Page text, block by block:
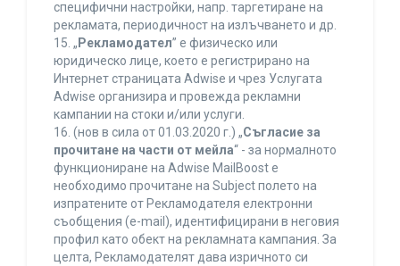
специфични настройки, напр. таргетиране на
рекламата, периодичност на излъчването и др.
15. „ Рекламодател” е физическо или
юридическо лице, което е регистрирано на
Интернет страницата Adwise и чрез Услугата
Adwise организира и провежда рекламни
кампании на стоки и/или услуги.
16. (нов в сила от 01.03.2020 г.) „Съгласие за
прочитане на части от мейла“ - за нормалното
функциониране на Adwise MailBoost е
необходимо прочитане на Subject полето на
изпратените от Рекламодателя електронни
съобщения (e-mail), идентифицирани в неговия
профил като обект на рекламната кампания. За
целта, Рекламодателят дава изричното си